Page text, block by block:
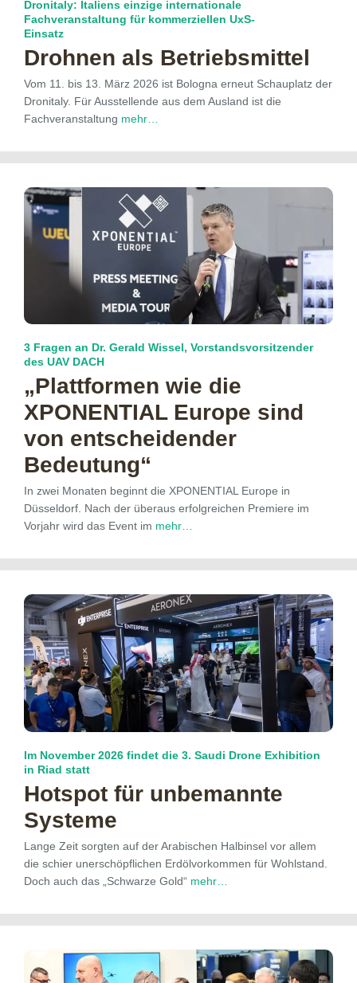
Dronitaly: Italiens einzige internationale
Fachveranstaltung für kommerziellen UxS-
Einsatz
Drohnen als Betriebsmittel
Vom 11. bis 13. März 2026 ist Bologna erneut Schauplatz der
Dronitaly. Für Ausstellende aus dem Ausland ist die
Fachveranstaltung mehr…
3 Fragen an Dr. Gerald Wissel, Vorstandsvorsitzender
des UAV DACH
„Plattformen wie die
XPONENTIAL Europe sind
von entscheidender
Bedeutung“
In zwei Monaten beginnt die XPONENTIAL Europe in
Düsseldorf. Nach der überaus erfolgreichen Premiere im
Vorjahr wird das Event im mehr…
Im November 2026 findet die 3. Saudi Drone Exhibition
in Riad statt
Hotspot für unbemannte
Systeme
Lange Zeit sorgten auf der Arabischen Halbinsel vor allem
die schier unerschöpflichen Erdölvorkommen für Wohlstand.
Doch auch das „Schwarze Gold“ mehr…